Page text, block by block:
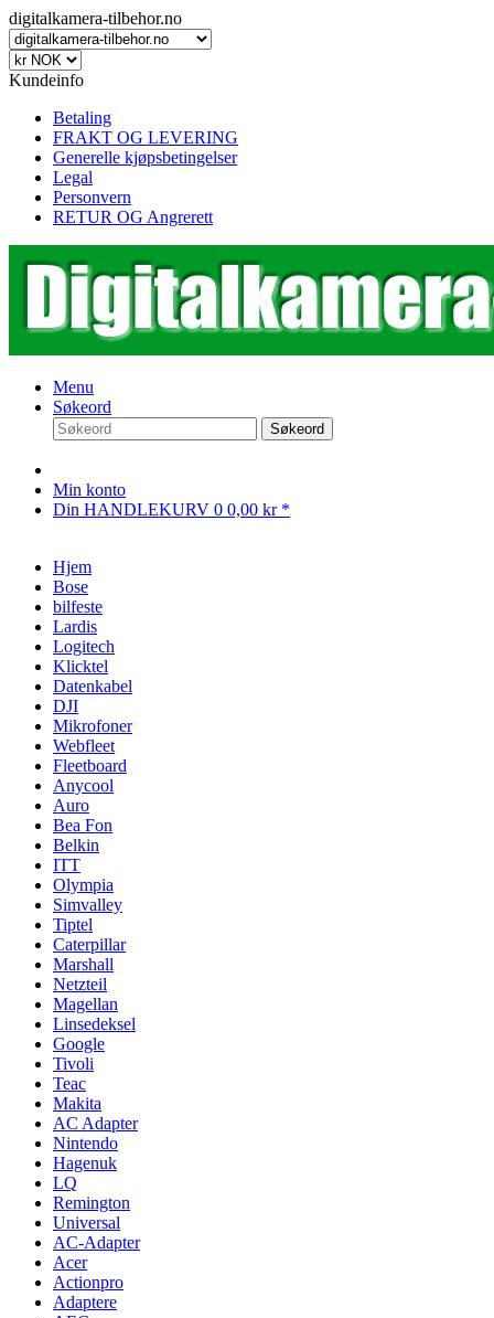
digitalkamera-tilbehor.no
Kundeinfo
Betaling
FRAKT OG LEVERING
Generelle kjøpsbetingelser
Legal
Personvern
RETUR OG Angrerett
Menu
Søkeord
Søkeord
Min konto
Din HANDLEKURV 0 0,00 kr *
Hjem
Bose
bilfeste
Lardis
Logitech
Klicktel
Datenkabel
DJI
Mikrofoner
Webfleet
Fleetboard
Anycool
Auro
Bea Fon
Belkin
ITT
Olympia
Simvalley
Tiptel
Caterpillar
Marshall
Netzteil
Magellan
Linsedeksel
Google
Tivoli
Teac
Makita
AC Adapter
Nintendo
Hagenuk
LQ
Remington
Universal
AC-Adapter
Acer
Actionpro
Adaptere